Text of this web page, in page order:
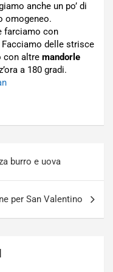
anche un po’ di
omogeneo.
farciamo con
delle strisce
con altre mandorle
a 180 gradi.
burro e uova
per San Valentino